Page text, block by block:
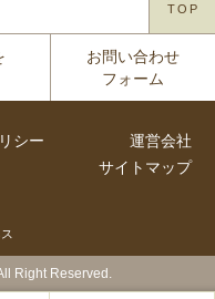
TOP
お問い合わせ
フォーム
シー
運営会社
サイトマップ
Right Reserved.